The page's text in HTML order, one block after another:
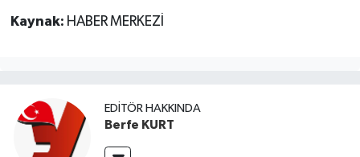
Kaynak: HABER MERKEZİ
EDITÖR HAKKINDA
Berfe KURT